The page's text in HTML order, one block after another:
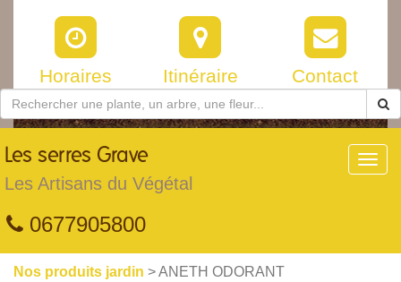
Horaires Itinéraire Contact
Les serres Grave
Les Artisans du Végétal
0677905800
Nos produits jardin > ANETH ODORANT